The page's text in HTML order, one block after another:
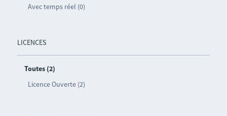
Avec temps réel (0)
LICENCES
Toutes (2)
Licence Ouverte (2)